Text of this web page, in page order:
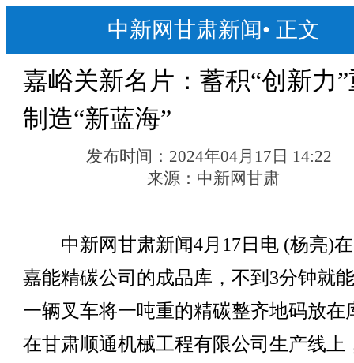
中新网甘肃新闻• 正文
嘉峪关新名片：蓄积“创新力
制造“新蓝海”
发布时间： 2024年04月17日 14:22
来源： 中新网甘肃
中新网甘肃新闻4月17日电 (杨亮)
嘉能精碳公司的成品库，不到3分钟就
一辆叉车将一吨重的精碳整齐地码放在
在甘肃顺通机械工程有限公司生产线上